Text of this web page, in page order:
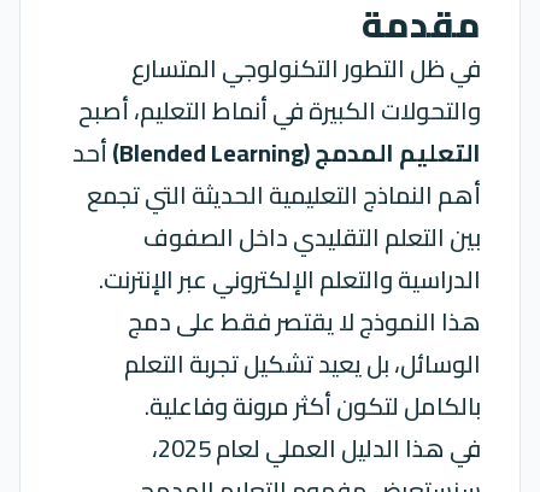
مقدمة
في ظل التطور التكنولوجي المتسارع
والتحولات الكبيرة في أنماط التعليم، أصبح
التعليم المدمج (Blended Learning)
أحد
أهم النماذج التعليمية الحديثة التي تجمع
بين التعلم التقليدي داخل الصفوف
الدراسية والتعلم الإلكتروني عبر الإنترنت.
هذا النموذج لا يقتصر فقط على دمج
الوسائل، بل يعيد تشكيل تجربة التعلم
بالكامل لتكون أكثر مرونة وفاعلية.
في هذا الدليل العملي لعام 2025،